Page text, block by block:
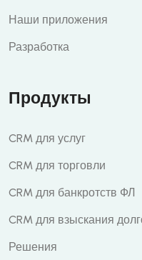
Наши приложения
Разработка
Продукты
CRM для услуг
CRM для торговли
CRM для банкротств ФЛ
CRM для взыскания
Решения